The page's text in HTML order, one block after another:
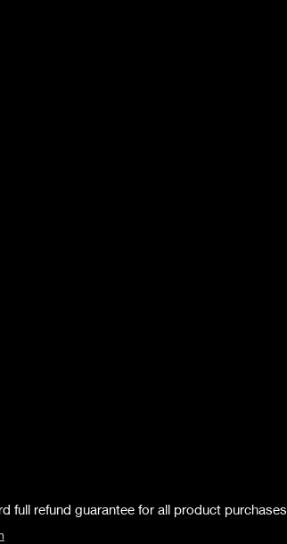
full refund guarantee for all product purchases